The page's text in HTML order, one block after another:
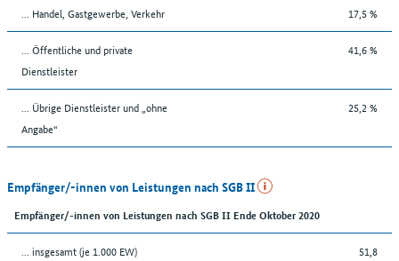
... Handel, Gastgewerbe, Verkehr 17,5 %
... Öffentliche und private
Dienstleister
41,6 %
... Übrige Dienstleister und „ohne
Angabe“
25,2 %
Empfänger/-innen von Leistungen nach SGB II
Empfänger/-innen von Leistungen nach SGB II Ende Oktober 2020
... insgesamt (je 1.000 EW) 51,8